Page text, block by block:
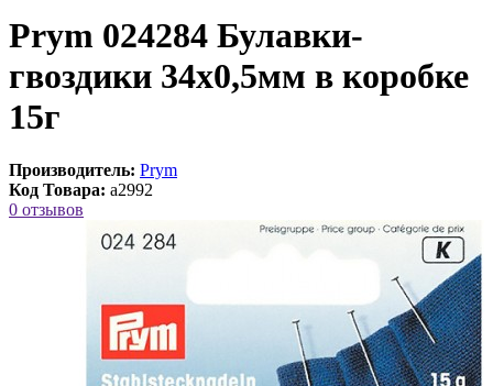
Prym 024284 Булавки-
гвоздики 34х0,5мм в коробке
15г
Производитель: Prym
Код Товара: a2992
0 отзывов